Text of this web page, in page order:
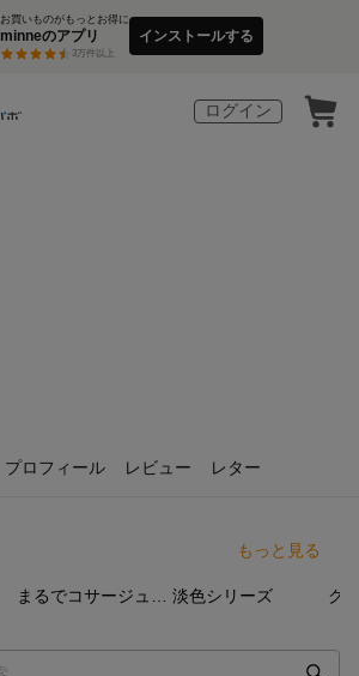
お買いものがもっとお得に
minneのアプリ
3万件以上
インストールする
ログイン
プロフィール レビュー レター
もっと見る
淡色シリーズ ク